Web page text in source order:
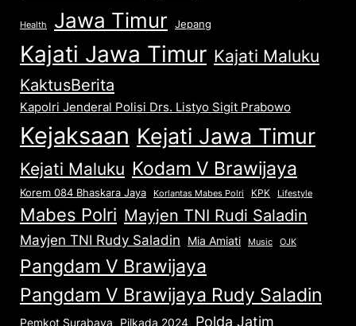
Health Jawa Timur Jepang
Kajati Jawa Timur Kajati Maluku
KaktusBerita
Kapolri Jenderal Polisi Drs. Listyo Sigit Prabowo
Kejaksaan Kejati Jawa Timur
Kejati Maluku Kodam V Brawijaya
Korem 084 Bhaskara Jaya Korlantas Mabes Polri KPK Lifestyle
Mabes Polri Mayjen TNI Rudi Saladin
Mayjen TNI Rudy Saladin Mia Amiati Music OJK
Pangdam V Brawijaya
Pangdam V Brawijaya Rudy Saladin
Pemkot Surabaya Pilkada 2024 Polda Jatim